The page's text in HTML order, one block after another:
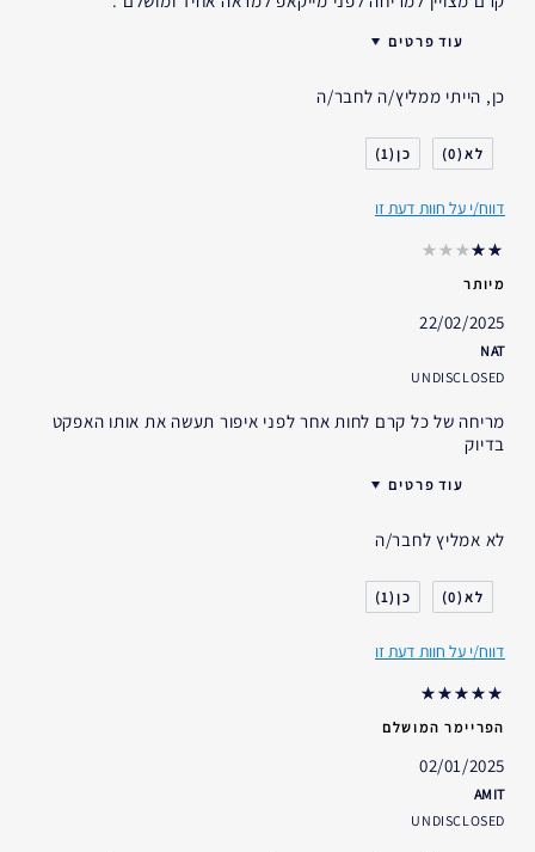
עוד פרטים
סוג העור
דאגות העור
אני משתמש/ת באסתי לאודר
כן, הייתי ממליץ/ה לחבר/ה
0
1
דווח/י על חוות דעת זו
מיותר
22/02/2025
NAT
UNDISCLOSED
מריחה של כל קרם לחות אחר לפני איפור תעשה את אותו האפקט
בדיוק
עוד פרטים
סוג העור
דאגות העור
אני משתמש/ת באסתי לאודר
לא אמליץ לחבר/ה
0
1
דווח/י על חוות דעת זו
הפריימר המושלם
02/01/2025
AMIT
UNDISCLOSED